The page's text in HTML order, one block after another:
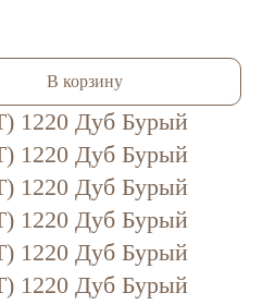
В корзину